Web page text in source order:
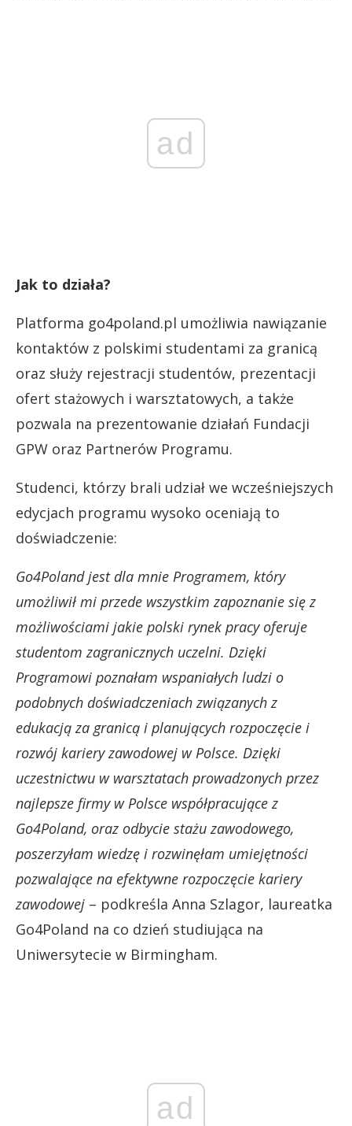
ad
Jak to działa?
Platforma go4poland.pl umożliwia nawiązanie
kontaktów z polskimi studentami za granicą
oraz służy rejestracji studentów, prezentacji
ofert stażowych i warsztatowych, a także
pozwala na prezentowanie działań Fundacji
GPW oraz Partnerów Programu.
Studenci, którzy brali udział we wcześniejszych
edycjach programu wysoko oceniają to
doświadczenie:
Go4Poland jest dla mnie Programem, który
umożliwił mi przede wszystkim zapoznanie się z
możliwościami jakie polski rynek pracy oferuje
studentom zagranicznych uczelni. Dzięki
Programowi poznałam wspaniałych ludzi o
podobnych doświadczeniach związanych z
edukacją za granicą i planujących rozpoczęcie i
rozwój kariery zawodowej w Polsce. Dzięki
uczestnictwu w warsztatach prowadzonych przez
najlepsze firmy w Polsce współpracujące z
Go4Poland, oraz odbycie stażu zawodowego,
poszerzyłam wiedzę i rozwinęłam umiejętności
pozwalające na efektywne rozpoczęcie kariery
zawodowej – podkreśla Anna Szlagor, laureatka
Go4Poland na co dzień studiująca na
Uniwersytecie w Birmingham.
ad